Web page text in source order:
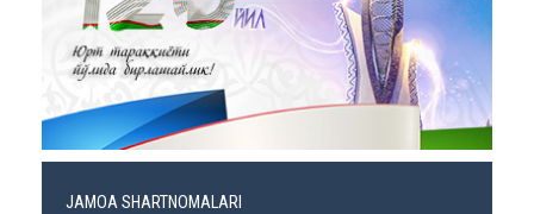
JAMOA SHARTNOMALARI